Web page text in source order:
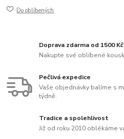
Do oblíbených
Doprava zdarma od 1500 Kč
Nakupte své oblíbené
Pečlivá expedice
Vaše objednávky balíme s
týdně.
Tradice a spolehlivost
Již od roku 2010 oblékáme